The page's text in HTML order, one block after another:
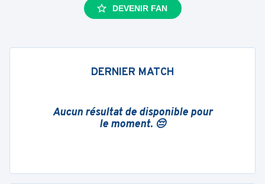
DEVENIR FAN
DERNIER MATCH
Aucun résultat de disponible pour
le moment. 😔